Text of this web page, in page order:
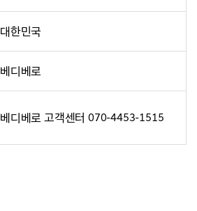
대한민국
베디베로
베디베로 고객센터 070-4453-1515